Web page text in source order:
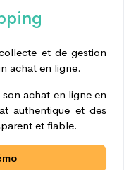
et de gestion
achat en ligne.
son achat en ligne en
authentique et des
et fiable.